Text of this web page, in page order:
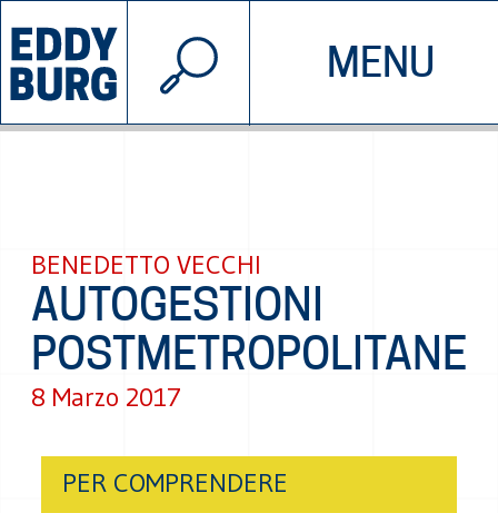
MENU
INIZIATIVE CHI SIAMO
© 2026 EDDYBURG
BENEDETTO VECCHI
AUTOGESTIONI
POSTMETROPOLITANE
8 Marzo 2017
PER COMPRENDERE